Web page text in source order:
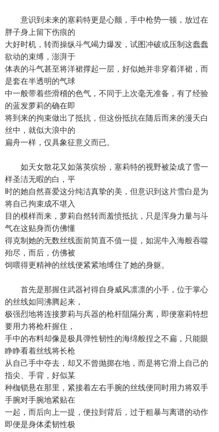
意识到未来的塞莉特更是心颤，手中枪势一顿，放过在
胖子身上留下伤痕的
大好时机，转而操纵斗气竭力爆发，试图冲破或压制这蠢蠢
欲动的束缚，澎湃于
体表的斗气甚至将洋裙撑起一层，好似她并非穿着洋裙，而
是套在半透明的气球
中一般带着些滑稽的色气，不同于上次毫无准备，有了经验
的蓝发萝莉的确在即
将到来的拘束做出了抵抗，但这份抵抗在随后而来的漫天白
丝中，就似大浪中的
扁舟一样，仅具象征意义而已。
如天女散花又如落英缤纷，塞莉特的视野被染成了雪一
样圣洁无暇的白，平
时的她自然喜爱这分纯洁真挚的美，但意识到这片雪白是为
将自己拘束成不堪入
目的模样而来，萝莉自然转而羞愤抵抗，只是浑身力量与斗
气在这贴身而仿佛懂
得克制她的无数丝线面前简直不值一提，如泥牛入海般吞噬
殆尽，而后，仿佛被
饲喂得更精神的丝线便紧紧地缚住了她的身躯。
首先是那握住武器衬得自身威风凛凛的小手，位于掌心
的丝线如同沸腾起来，
极强烈地将连接萝莉与兵器的枪杆阻隔分离，即便塞莉特想
要用力将枪杆握住，
手中的布料却像是极具弹性韧性的海绵般捏之不扁，只能眼
睁睁看着丝线将长枪
从自己手中夺去，却又不曾抛掷在地，而是将它滑上自己的
指尖、手背，好似某
种枷锁悬在那里，紧接着左右手腕的丝线便同时用力将双手
手腕对手腕地紧贴在
一起，而后向上一提，便拉到背后，过于粗暴与离谱的动作
即便是身体柔韧性极